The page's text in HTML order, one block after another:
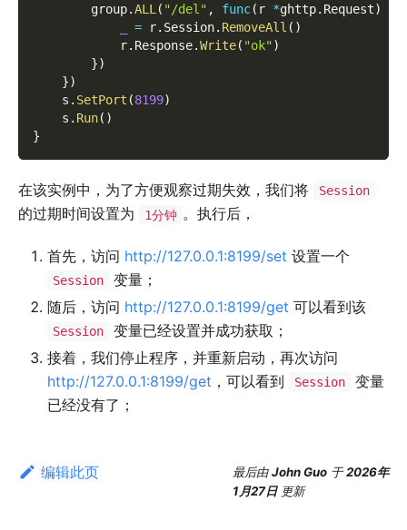
        group
.ALL( "/del" , func( r *ghttp. Request)
= r. Session. RemoveAll ( )
            r
. Response.Write( "ok")
})
})
    s
. SetPort (8199)
    s
. Run( )
}
在该实例中，为了方便观察过期失效，我们将 Session
的过期时间设置为 1分钟 。执行后，
首先，访问 http://127.0.0.1:8199/set 设置一个
Session
变量；
随后，访问 http://127.0.0.1:8199/get 可以看到该
Session
变量已经设置并成功获取；
接着，我们停止程序，并重新启动，再次访问
http://127.0.0.1:8199/get ，可以看到 Session
变量
已经没有了；
编辑此页 最后由John Guo 于2026年
1月27日 更新